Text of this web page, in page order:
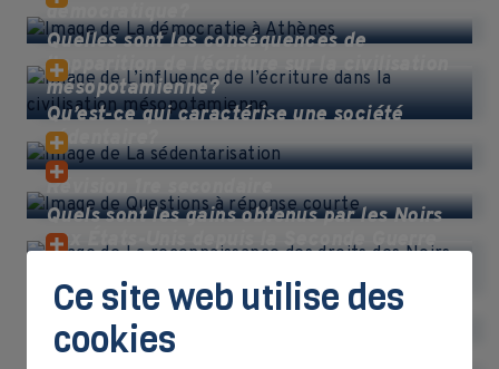
démocratique?
Quelles sont les conséquences de
l’apparition de l’écriture sur la civilisation
mésopotamienne?
Qu’est-ce qui caractérise une société
sédentaire?
Révision 1re secondaire
Quels sont les gains obtenus par les Noirs
aux États-Unis depuis la Seconde Guerre
Comment est traitée l’industrialisation
dans ces extraits vidéo?
Ce site web utilise des
cookies